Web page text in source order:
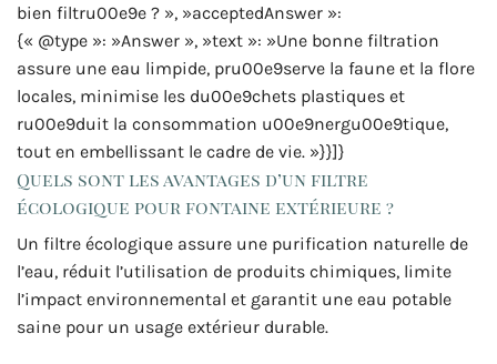
bien filtru00e9e ? », »acceptedAnswer »:
{« @type »: »Answer », »text »: »Une bonne filtration
assure une eau limpide, pru00e9serve la faune et la flore
locales, minimise les du00e9chets plastiques et
ru00e9duit la consommation u00e9nergu00e9tique,
tout en embellissant le cadre de vie. »}}]}
Quels sont les avantages d’un filtre
écologique pour fontaine extérieure ?
Un filtre écologique assure une purification naturelle de
l’eau, réduit l’utilisation de produits chimiques, limite
l’impact environnemental et garantit une eau potable
saine pour un usage extérieur durable.